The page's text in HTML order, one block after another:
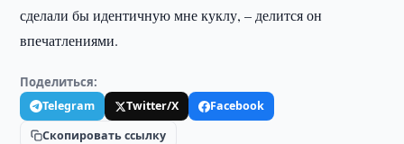
сделали бы идентичную мне куклу, – делится он
впечатлениями.
Поделиться:
Telegram Twitter/X
Facebook
Скопировать ссылку